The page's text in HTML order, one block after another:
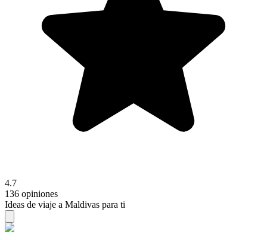
4.7
136 opiniones
Ideas de viaje a Maldivas para ti